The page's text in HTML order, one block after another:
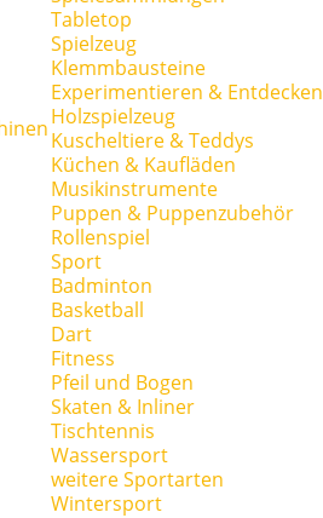
Tabletop
Spielzeug
Klemmbausteine
Experimentieren & Entdecken
Holzspielzeug
Kuscheltiere & Teddys
Küchen & Kaufläden
Musikinstrumente
Puppen & Puppenzubehör
Rollenspiel
Sport
Badminton
Basketball
Dart
Fitness
Pfeil und Bogen
Skaten & Inliner
Tischtennis
Wassersport
weitere Sportarten
Wintersport